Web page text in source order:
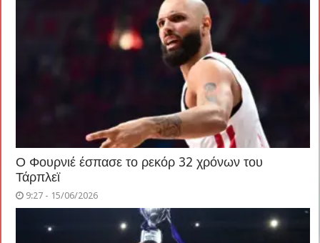
Ο Φουρνιέ έσπασε το ρεκόρ 32 χρόνων του
Τάρπλεϊ
9:27 - 15/06/2026